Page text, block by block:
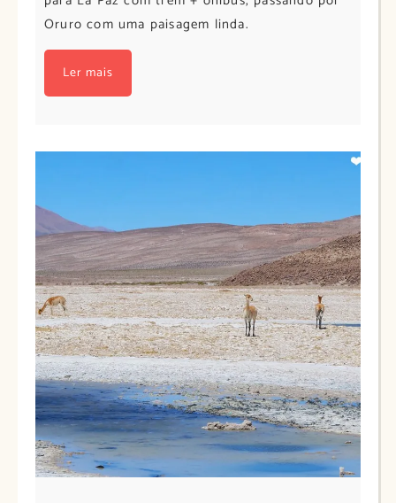
Oruro com uma paisagem linda.
Ler mais